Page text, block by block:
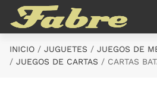
Saltar al contenido principal
INICIO JUGUETES
JUEGOS DE
JUEGOS DE CARTAS
CARTAS